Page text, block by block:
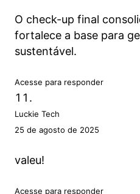
O check-up final
fortalece a base para
sustentável.
Acesse para responder
Luckie Tech
25 de agosto de 2025
valeu!
Acesse para responder